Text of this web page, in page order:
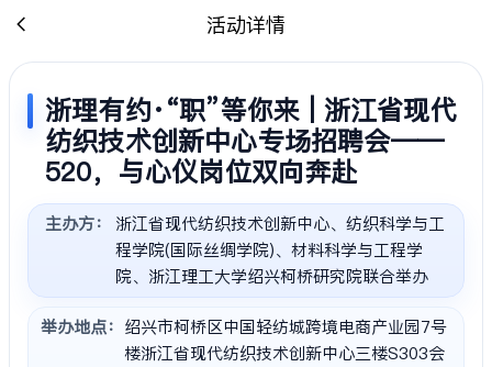
活动详情
浙理有约·“职”等你来 | 浙江省现代
纺织技术创新中心专场招聘会——
520，与心仪岗位双向奔赴
主办方：
浙江省现代纺织技术创新中心、纺织科学与工
程学院(国际丝绸学院)、材料科学与工程学
院、浙江理工大学绍兴柯桥研究院联合举办
举办地点： 绍兴市柯桥区中国轻纺城跨境电商产业园7号
楼浙江省现代纺织技术创新中心三楼S303会